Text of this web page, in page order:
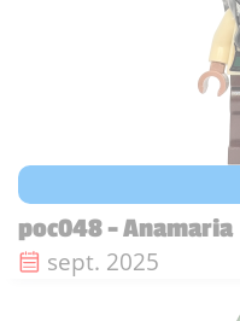
poc048 - Anamaria
Date de sortie :
sept. 2025